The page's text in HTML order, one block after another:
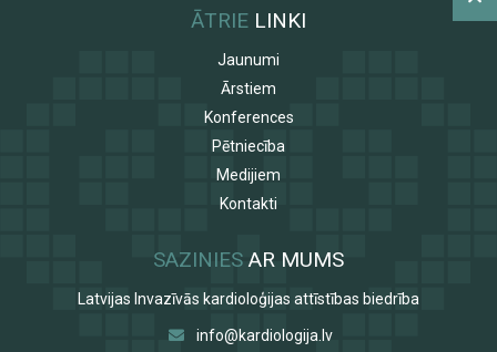
ĀTRIE LINKI
Jaunumi
Ārstiem
Konferences
Pētniecība
Medijiem
Kontakti
SAZINIES AR MUMS
Latvijas Invazīvās kardioloģijas attīstības biedrība
info@kardiologija.lv